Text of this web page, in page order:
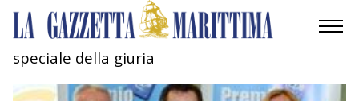
AMBIENTE
speciale della giuria